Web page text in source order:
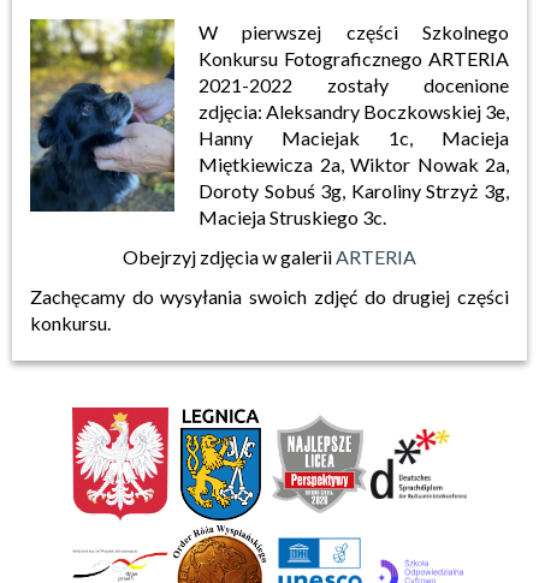
W pierwszej części Szkolnego
Konkursu Fotograficznego ARTERIA
2021-2022 zostały docenione
zdjęcia: Aleksandry Boczkowskiej 3e,
Hanny Maciejak 1c, Macieja
Miętkiewicza 2a, Wiktor Nowak 2a,
Doroty Sobuś 3g, Karoliny Strzyż 3g,
Macieja Struskiego 3c.
Obejrzyj zdjęcia w galeriiARTERIA
Zachęcamy do wysyłania swoich zdjęć do drugiej części
konkursu.